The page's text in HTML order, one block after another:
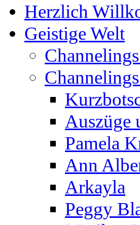
Herzlich
Geistige Welt
Auszüge
Pamela
Ann
Arkayla
Peggy